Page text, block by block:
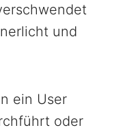
und
ein User
oder